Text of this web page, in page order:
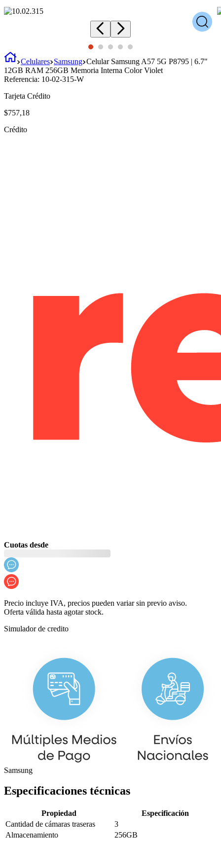
Celulares Samsung Celular Samsung A57 5G P8795 | 6.7"
12GB RAM 256GB Memoria Interna Color Violet
Referencia: 10-02-315-W
Tarjeta Crédito
$757,18
Crédito
Cuotas desde
Precio incluye IVA, precios pueden variar sin previo aviso.
Oferta válida hasta agotar stock.
Simulador de credito
Samsung
Especificaciones técnicas
Propiedad
Especificación
Cantidad de cámaras traseras
3
Almacenamiento
256GB